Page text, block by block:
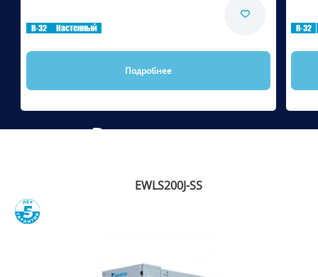
R-32 Настенный
Подробнее
R-32
Рекомендуем
EWLS200J-SS